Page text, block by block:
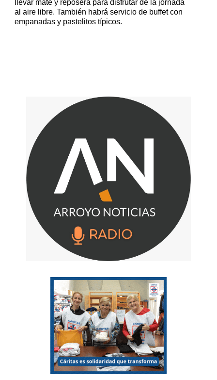
llevar mate y reposera para disfrutar de la jornada
al aire libre. También habrá servicio de buffet con
empanadas y pastelitos típicos.